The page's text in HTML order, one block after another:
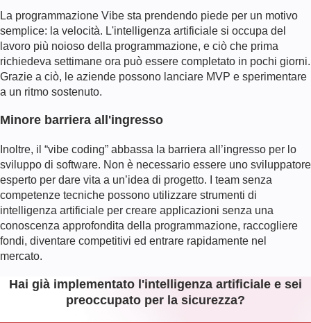
La programmazione Vibe sta prendendo piede per un motivo
semplice: la velocità. L'intelligenza artificiale si occupa del
lavoro più noioso della programmazione, e ciò che prima
richiedeva settimane ora può essere completato in pochi giorni.
Grazie a ciò, le aziende possono lanciare MVP e sperimentare
a un ritmo sostenuto.
Minore barriera all'ingresso
Inoltre, il “vibe coding” abbassa la barriera all’ingresso per lo
sviluppo di software. Non è necessario essere uno sviluppatore
esperto per dare vita a un’idea di progetto. I team senza
competenze tecniche possono utilizzare strumenti di
intelligenza artificiale per creare applicazioni senza una
conoscenza approfondita della programmazione, raccogliere
fondi, diventare competitivi ed entrare rapidamente nel
mercato.
Hai già implementato l'intelligenza artificiale e sei
preoccupato per la sicurezza?